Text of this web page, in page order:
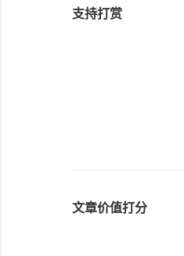
支持打赏
文章价值打分